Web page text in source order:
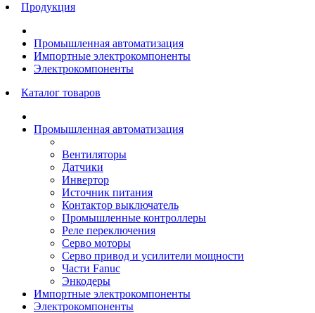
Продукция
Промышленная автоматизация
Импортные электрокомпоненты
Электрокомпоненты
Каталог товаров
Промышленная автоматизация
Вентиляторы
Датчики
Инвертор
Источник питания
Контактор выключатель
Промышленные контроллеры
Реле переключения
Серво моторы
Серво привод и усилители мощности
Части Fanuc
Энкодеры
Импортные электрокомпоненты
Электрокомпоненты